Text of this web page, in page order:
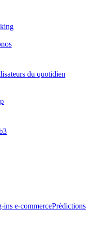
du quotidien
ins e-commercePrédictions